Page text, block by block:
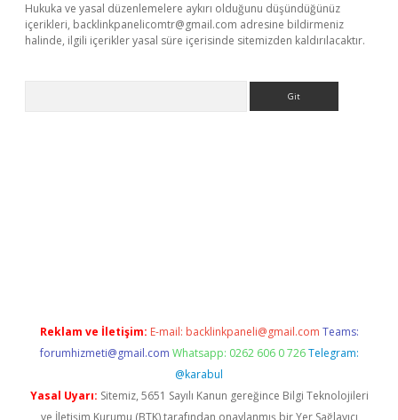
Hukuka ve yasal düzenlemelere aykırı olduğunu düşündüğünüz
içerikleri, backlinkpanelicomtr@gmail.com adresine bildirmeniz
halinde, ilgili içerikler yasal süre içerisinde sitemizden kaldırılacaktır.
Reklam ve İletişim: E-mail: backlinkpaneli@gmail.com Teams:
forumhizmeti@gmail.com Whatsapp: 0262 606 0 726 Telegram:
@karabul
Yasal Uyarı: Sitemiz, 5651 Sayılı Kanun gereğince Bilgi Teknolojileri
ve İletişim Kurumu (BTK) tarafından onaylanmış bir Yer Sağlayıcı